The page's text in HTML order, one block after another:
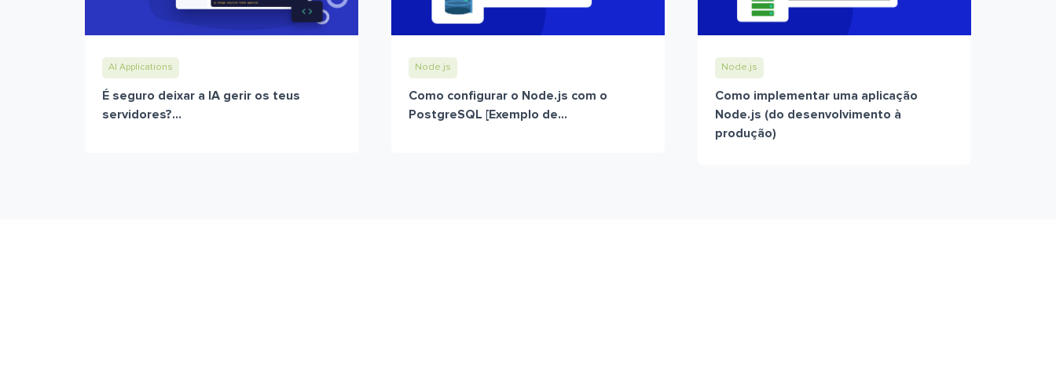
AI Applications
É seguro deixar a IA gerir os teus
servidores?...
Node.js
Como configurar o Node.js com o
PostgreSQL [Exemplo de...
Node.js
Como implementar uma aplicação
Node.js (do desenvolvimento à
produção)